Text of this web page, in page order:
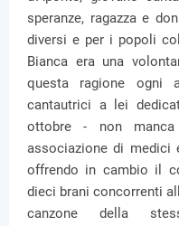
speranze, ragazza e
diversi e per i popoli
Bianca era una
questa ragione ogni
cantautrici a lei
ottobre - non
associazione di medici
offrendo in cambio il
dieci brani concorrenti
canzone della